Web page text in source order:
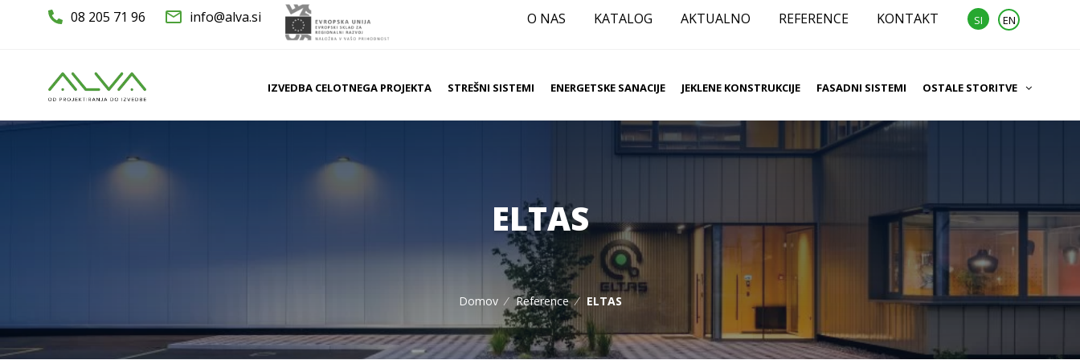
08 205 71 96 info@alva.si SI EN
O NAS KATALOG AKTUALNO REFERENCE KONTAKT
IZVEDBA CELOTNEGA PROJEKTA STREŠNI SISTEMI ENERGETSKE SANACIJE JEKLENE KONSTRUKCIJE FASADNI SISTEMI OSTALE STORITVE
Domov Reference ELTAS
ELTAS